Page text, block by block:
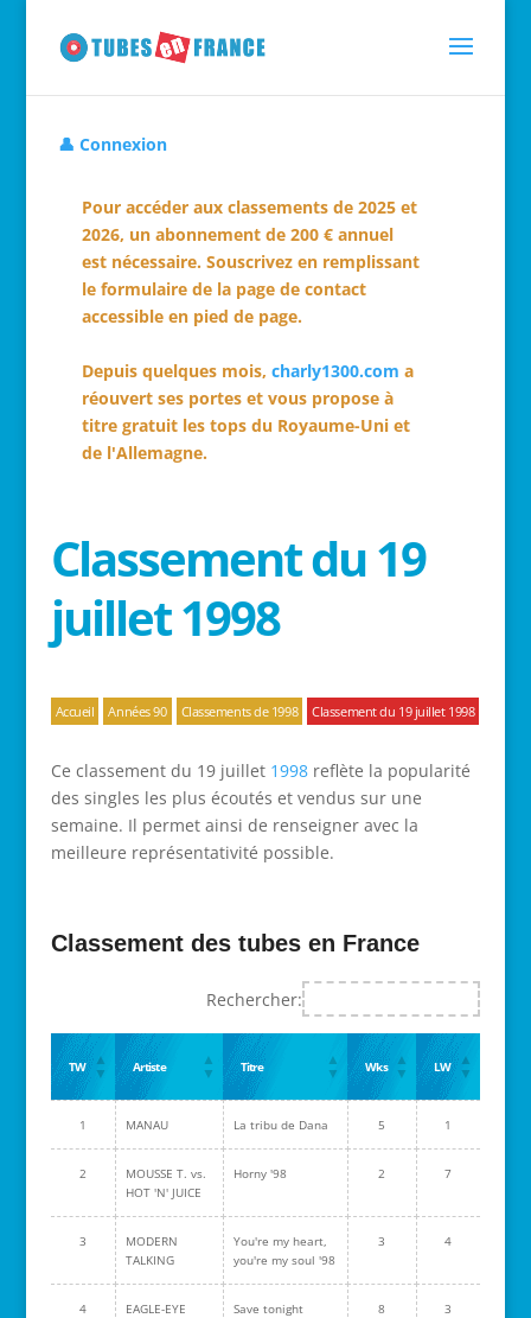
👤 Connexion
Pour accéder aux classements de 2025 et
2026, un abonnement de 200 € annuel
est nécessaire. Souscrivez en remplissant
le formulaire de la page de contact
accessible en pied de page.
Depuis quelques mois, charly1300.com a
réouvert ses portes et vous propose à
titre gratuit les tops du Royaume-Uni et
de l'Allemagne.
Classement du 19
juillet 1998
Accueil Années 90 Classements de 1998 Classement du 19 juillet 1998
Ce classement du 19 juillet 1998reflète la popularité
des singles les plus écoutés et vendus sur une
semaine. Il permet ainsi de renseigner avec la
meilleure représentativité possible.
Classement des tubes en France
Rechercher:
TW Artiste Titre Wks LW
1 MANAU La tribu de Dana 5 1
2
MOUSSE T. vs.
HOT 'N' JUICE
Horny '98 2 7
3
MODERN
TALKING
You're my heart,
you're my soul '98
3 4
4
EAGLE-EYE
Save tonight 8 3